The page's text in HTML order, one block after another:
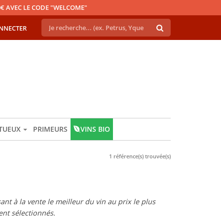
AVEC LE CODE "WELCOME"
PRIMEURS VINS BIO
1 référence(s) trouvée(s)
à la vente le meilleur du vin au prix le plus
sélectionnés.